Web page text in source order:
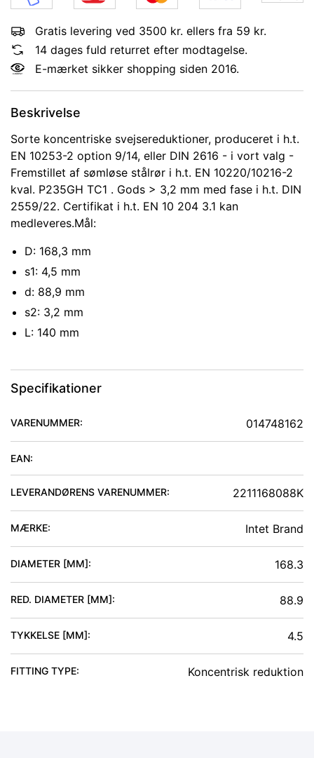
Gratis levering ved 3500 kr. ellers fra 59 kr.
14 dages fuld returret efter modtagelse.
E-mærket sikker shopping siden 2016.
Beskrivelse
Sorte koncentriske svejsereduktioner, produceret i h.t.
EN 10253-2 option 9/14, eller DIN 2616 - i vort valg -
Fremstillet af sømløse stålrør i h.t. EN 10220/10216-2
kval. P235GH TC1 . Gods > 3,2 mm med fase i h.t. DIN
2559/22. Certifikat i h.t. EN 10 204 3.1 kan
medleveres.Mål:
D: 168,3 mm
s1: 4,5 mm
d: 88,9 mm
s2: 3,2 mm
L: 140 mm
Specifikationer
VARENUMMER: 014748162
EAN:
LEVERANDØRENS VARENUMMER: 2211168088K
MÆRKE: Intet Brand
DIAMETER [MM]: 168.3
RED. DIAMETER [MM]: 88.9
TYKKELSE [MM]: 4.5
FITTING TYPE: Koncentrisk reduktion